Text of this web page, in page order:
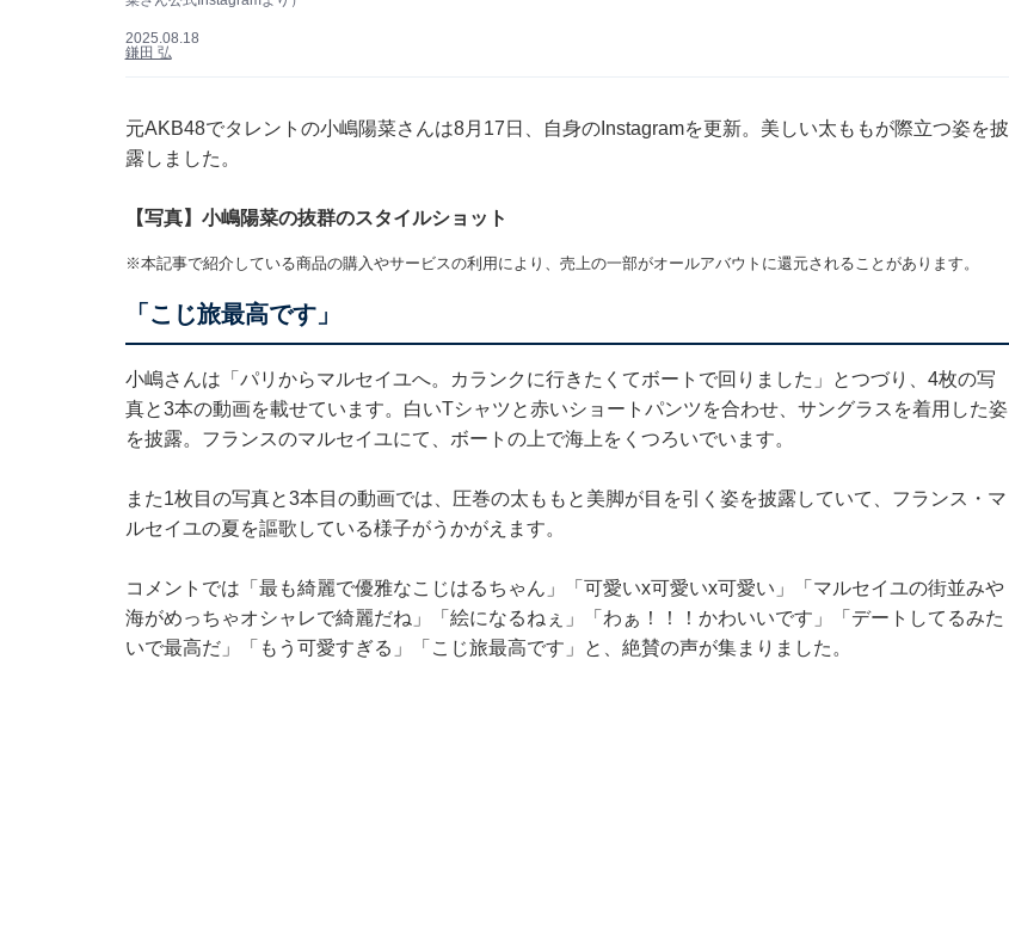
2025.08.18
鎌田 弘
元AKB48でタレントの小嶋陽菜さんは8月17日、自身のInstagramを更新。美しい太ももが際立つ姿を披
露しました。
【写真】小嶋陽菜の抜群のスタイルショット
※本記事で紹介している商品の購入やサービスの利用により、売上の一部がオールアバウトに還元されることがあります。
「こじ旅最高です」
小嶋さんは「パリからマルセイユへ。カランクに行きたくてボートで回りました」とつづり、4枚の写
真と3本の動画を載せています。白いTシャツと赤いショートパンツを合わせ、サングラスを着用した姿
を披露。フランスのマルセイユにて、ボートの上で海上をくつろいでいます。
また1枚目の写真と3本目の動画では、圧巻の太ももと美脚が目を引く姿を披露していて、フランス・マ
ルセイユの夏を謳歌している様子がうかがえます。
コメントでは「最も綺麗で優雅なこじはるちゃん」「可愛いx可愛いx可愛い」「マルセイユの街並みや
海がめっちゃオシャレで綺麗だね」「絵になるねぇ」「わぁ！！！かわいいです」「デートしてるみた
いで最高だ」「もう可愛すぎる」「こじ旅最高です」と、絶賛の声が集まりました。